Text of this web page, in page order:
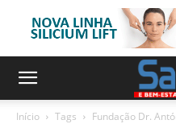
Início Tags Fundação Dr.